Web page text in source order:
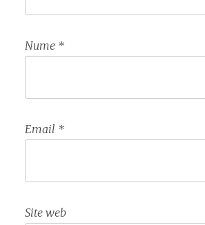
Nume *
Email *
Site web